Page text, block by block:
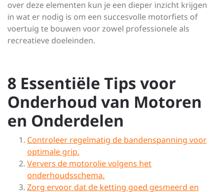
over deze elementen kun je een dieper inzicht krijgen
in wat er nodig is om een succesvolle motorfiets of
voertuig te bouwen voor zowel professionele als
recreatieve doeleinden.
8 Essentiële Tips voor
Onderhoud van Motoren
en Onderdelen
Controleer regelmatig de bandenspanning voor
optimale grip.
Ververs de motorolie volgens het
onderhoudsschema.
Zorg ervoor dat de ketting goed gesmeerd en